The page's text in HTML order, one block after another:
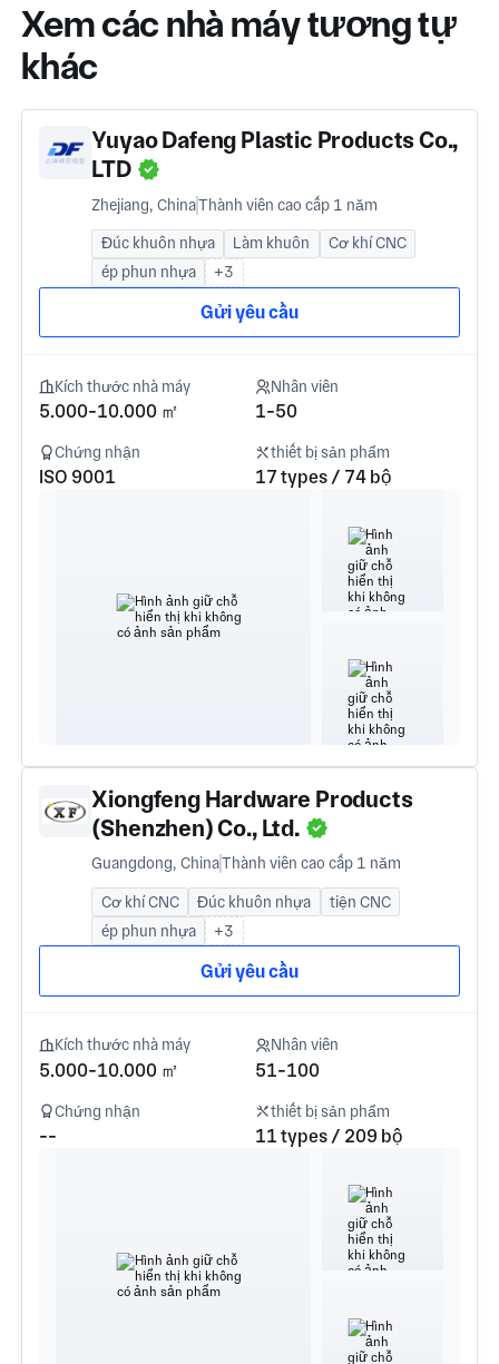
Xem các nhà máy tương tự
khác
Yuyao Dafeng Plastic Products Co.,
LTD
Zhejiang, ChinaThành viên cao cấp 1 năm
Đúc khuôn nhựa Làm khuôn
Cơ khí CNC
ép phun nhựa
+3
Gửi yêu cầu
Kích thước nhà máy
5.000-10.000 ㎡
Nhân viên
1-50
Chứng nhận
ISO 9001
thiết bị sản phẩm
17 types / 74 bộ
Xiongfeng Hardware Products
(Shenzhen) Co., Ltd.
Guangdong, ChinaThành viên cao cấp 1 năm
Cơ khí CNC Đúc khuôn nhựa
tiện CNC
ép phun nhựa
+3
Gửi yêu cầu
Kích thước nhà máy
5.000-10.000 ㎡
Nhân viên
51-100
Chứng nhận
--
thiết bị sản phẩm
11 types / 209 bộ